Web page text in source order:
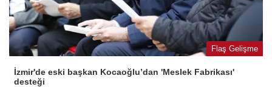
Flaş Gelişme
İzmir'de eski başkan Kocaoğlu’dan 'Meslek Fabrikası'
desteği